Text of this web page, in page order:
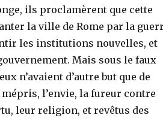
ils proclamèrent que cette
la ville de Rome par la
les institutions nouvelles, et
Mais sous le faux
n’avaient d’autre but que de
l’envie, la fureur contre
leur religion, et revêtus des